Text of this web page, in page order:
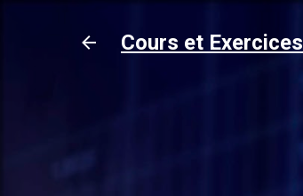
Cours et Exercices